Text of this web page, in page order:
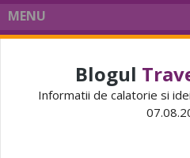
MENU
Blogul
Informatii de calatorie si